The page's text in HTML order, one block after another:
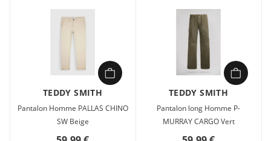
TEDDY SMITH
Pantalon Homme PALLAS CHINO
SW Beige
TEDDY SMITH
Pantalon long Homme P-
MURRAY CARGO Vert